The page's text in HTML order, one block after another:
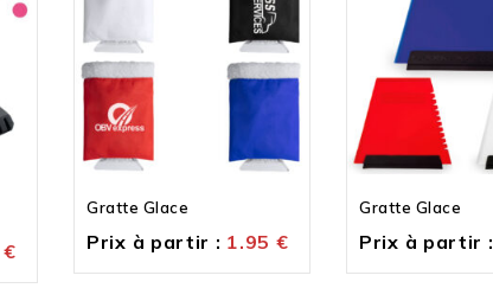
€
Gratte Glace
Prix à partir : 1.95 €
Gratte Glace
Prix à partir :